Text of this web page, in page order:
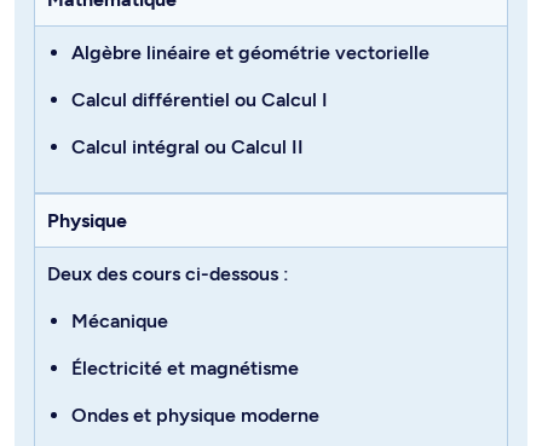
Algèbre linéaire et géométrie vectorielle
Calcul différentiel ou Calcul I
Calcul intégral ou Calcul II
Physique
Deux des cours ci-dessous :
Mécanique
Électricité et magnétisme
Ondes et physique moderne